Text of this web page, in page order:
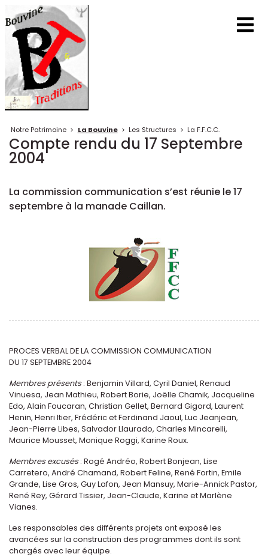
Notre Patrimoine > La Bouvine > Les Structures > La F.F.C.C.
Compte rendu du 17 Septembre
2004
La commission communication s’est réunie le 17
septembre à la manade Caillan.
PROCES VERBAL DE LA COMMISSION COMMUNICATION
DU 17 SEPTEMBRE 2004
Membres présents: Benjamin Villard, Cyril Daniel, Renaud
Vinuesa, Jean Mathieu, Robert Borie, Joëlle Chamik, Jacqueline
Edo, Alain Foucaran, Christian Gellet, Bernard Gigord, Laurent
Henin, Henri Itier, Frédéric et Ferdinand Jaoul, Luc Jeanjean,
Jean-Pierre Libes, Salvador Llaurado, Charles Mincarelli,
Maurice Mousset, Monique Roggi, Karine Roux.
Membres excusés: Rogé Andréo, Robert Bonjean, Lise
Carretero, André Chamand, Robert Feline, René Fortin, Emile
Grande, Lise Gros, Guy Lafon, Jean Mansuy, Marie-Annick Pastor,
René Rey, Gérard Tissier, Jean-Claude, Karine et Marlène
Vianes.
Les responsables des différents projets ont exposé les
avancées sur la construction des programmes dont ils sont
chargés avec leur équipe.